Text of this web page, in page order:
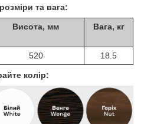
та вага:
Висота, мм Вага, кг
520 18.5
колір: